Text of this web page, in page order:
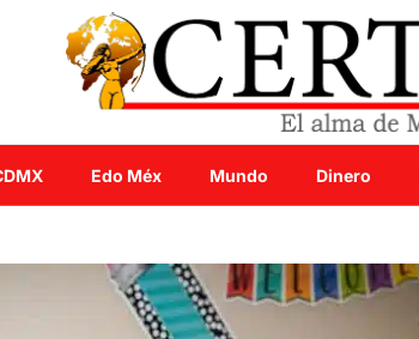
Edo Méx Mundo Dinero